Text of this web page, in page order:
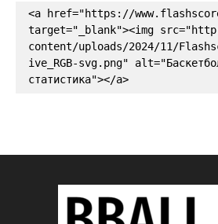
<a href="https://
target="_blank"><img
content/uploads/2024/11/
ive_RGB-svg.png"
статистика"></a>